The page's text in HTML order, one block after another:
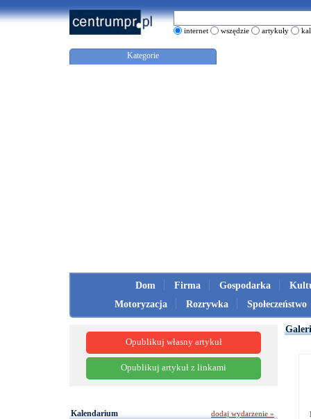
internet wszędzie artykuły
Kategorie
Dom Firma Gospodarka
Motoryzacja
Rozrywka Społeczeństwo
Opublikuj własny artykuł
Opublikuj artykuł z linkami
Kalendarium dodaj wydarzenie »